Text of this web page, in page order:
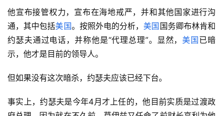
他宣布接管权力，宣布在海地戒严，并和其他国家进行沟
通，其中包括美国。按照外电的分析，美国 国务卿布林肯和
约瑟夫通过电话，并称他是“代理总理”。显然，美国 已暗
示，他才是目前的领导人。
但如果没有这次暗杀，约瑟夫应该已经下台。
事实上，约瑟夫是今年4月才上任的，他目前实质是过渡政